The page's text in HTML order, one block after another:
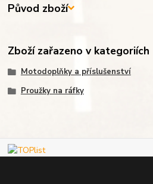
Původ zboží
Zboží zařazeno v kategoriích
Motodoplňky a příslušenství
Proužky na ráfky